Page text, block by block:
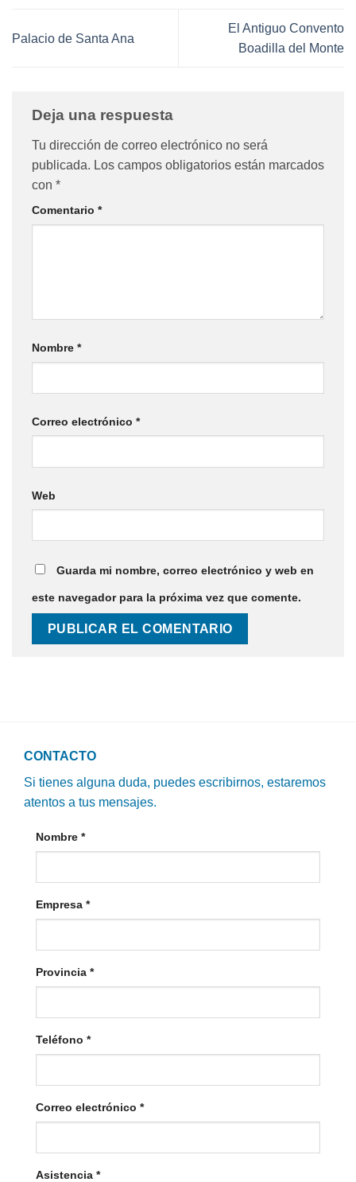
Palacio de Santa Ana
El Antiguo Convento
Boadilla del Monte
Deja una respuesta
Tu dirección de correo electrónico no será
publicada. Los campos obligatorios están marcados
con *
Comentario *
Nombre *
Correo electrónico *
Web
Guarda mi nombre, correo electrónico y web en
este navegador para la próxima vez que comente.
CONTACTO
Si tienes alguna duda, puedes escribirnos, estaremos
atentos a tus mensajes.
Nombre *
Empresa *
Provincia *
Teléfono *
Correo electrónico *
Asistencia *